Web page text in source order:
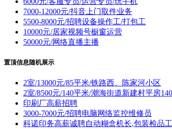
7000-12000元/抖音上门取件业务
5500-8000元/招聘设备操作工/打包工
10000元/居家视频号橱窗运营
50000元/网络直播主播
置顶信息随机展示
2室/13000元/85平米/铁路西、陈家河小区
2室/8500元/140平米/潮海街道新建村平房
印刷厂高薪招聘
3000-7000元/招聘电脑网络监控维修员
科诺印务高薪诚聘自动糊盒机长,包装检品